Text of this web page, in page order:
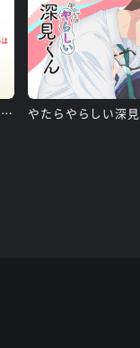
有栖川煉ってホントは女なんだよね。【オンエア版】